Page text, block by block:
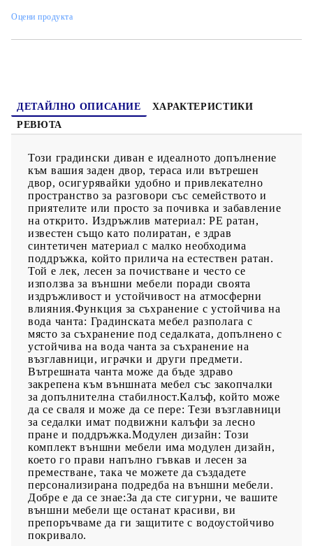
пране и поддръжка.Модулен дизайн: Този комплект външни
лесен за преместване, така че можете да създадете
Оцени продукта
ДЕТАЙЛНО ОПИСАНИЕ
ХАРАКТЕРИСТИКИ
РЕВЮТА
Този градински диван е идеалното допълнение
към вашия заден двор, тераса или вътрешен
двор, осигурявайки удобно и привлекателно
пространство за разговори със семейството и
приятелите или просто за почивка и забавление
на открито. Издръжлив материал: PE ратан,
известен също като полиратан, е здрав
синтетичен материал с малко необходима
поддръжка, който прилича на естествен ратан.
Той е лек, лесен за почистване и често се
използва за външни мебели поради своята
издръжливост и устойчивост на атмосферни
влияния.Функция за съхранение с устойчива на
вода чанта: Градинската мебел разполага с
място за съхранение под седалката, допълнено с
устойчива на вода чанта за съхранение на
възглавници, играчки и други предмети.
Вътрешната чанта може да бъде здраво
закрепена към външната мебел със закопчалки
за допълнителна стабилност.Калъф, който може
да се сваля и може да се пере: Тези възглавници
за седалки имат подвижни калъфи за лесно
пране и поддръжка.Модулен дизайн: Този
комплект външни мебели има модулен дизайн,
което го прави напълно гъвкав и лесен за
преместване, така че можете да създадете
персонализирана подредба на външни мебели.
Добре е да се знае:За да сте сигурни, че вашите
външни мебели ще останат красиви, ви
препоръчваме да ги защитите с водоустойчиво
покривало.